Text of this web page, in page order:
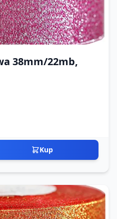
38mm/22mb,
Kup